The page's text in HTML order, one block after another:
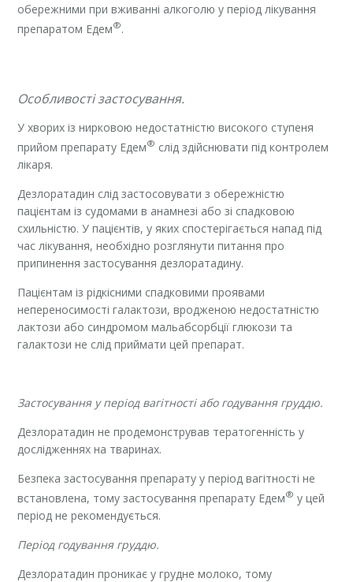
обережними при вживанні алкоголю у період лікування
препаратом Едем®.
Особливості застосування.
У хворих із нирковою недостатністю високого ступеня
прийом препарату Едем® слід здійснювати під контролем
лікаря.
Дезлоратадин слід застосовувати з обережністю
пацієнтам із судомами в анамнезі або зі спадковою
схильністю. У пацієнтів, у яких спостерігається напад під
час лікування, необхідно розглянути питання про
припинення застосування дезлоратадину.
Пацієнтам із рідкісними спадковими проявами
непереносимості галактози, вродженою недостатністю
лактози або синдромом мальабсорбції глюкози та
галактози не слід приймати цей препарат.
Застосування у період вагітності або годування груддю.
Дезлоратадин не продемонстрував тератогенність у
дослідженнях на тваринах.
Безпека застосування препарату у період вагітності не
встановлена, тому застосування препарату Едем® у цей
період не рекомендується.
Період годування груддю.
Дезлоратадин проникає у грудне молоко, тому